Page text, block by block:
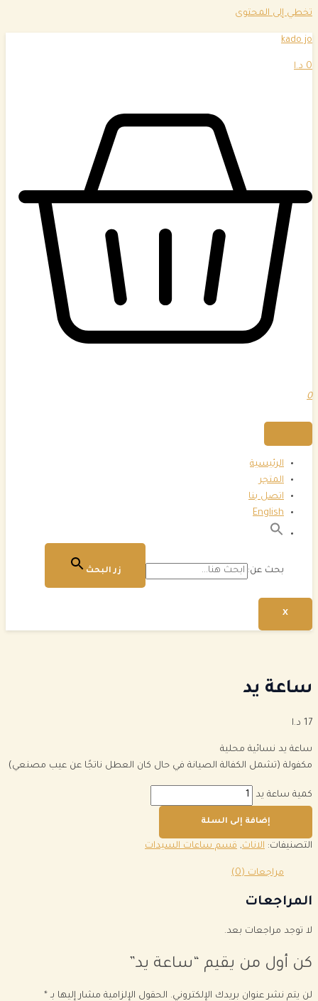
تخطي إلى المحتوى
kado jo
0 د.ا
0
الرئيسية
المتجر
اتصل بنا
English
بحث عن: زر البحث
X
ساعة يد
17 د.ا
ساعة يد نسائية محلية
مكفولة (تشمل الكفالة الصيانة في حال كان العطل ناتجًا عن عيب مصنعي)
كمية ساعة يد
إضافة إلى السلة
التصنيفات: الاناث, قسم ساعات السيدات
مراجعات (0)
المراجعات
لا توجد مراجعات بعد.
كن أول من يقيم “ساعة يد”
لن يتم نشر عنوان بريدك الإلكتروني. الحقول الإلزامية مشار إليها بـ *